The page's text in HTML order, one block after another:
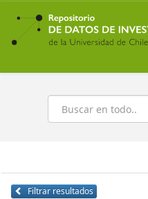
Ir
contenido
principal
Buscar
Filtrar resultados